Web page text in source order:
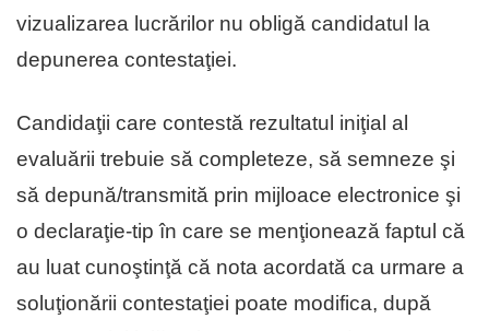
vizualizarea lucrărilor nu obligă candidatul la
depunerea contestaţiei.
Candidaţii care contestă rezultatul iniţial al
evaluării trebuie să completeze, să semneze şi
să depună/transmită prin mijloace electronice şi
o declaraţie-tip în care se menţionează faptul că
au luat cunoştinţă că nota acordată ca urmare a
soluţionării contestaţiei poate modifica, după